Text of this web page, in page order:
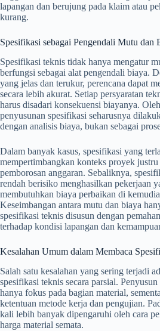
lapangan dan berujung pada klaim atau
kurang.
Spesifikasi sebagai Pengendali Mutu dan
Spesifikasi teknis tidak hanya mengatur
berfungsi sebagai alat pengendali biaya.
yang jelas dan terukur, perencana dapat
secara lebih akurat. Setiap persyaratan
harus disadari konsekuensi biayanya.
penyusunan spesifikasi seharusnya
dengan analisis biaya, bukan sebagai
Dalam banyak kasus, spesifikasi yang
mempertimbangkan konteks proyek justru
pemborosan anggaran. Sebaliknya,
rendah berisiko menghasilkan pekerjaan
membutuhkan biaya perbaikan di
Keseimbangan antara mutu dan biaya
spesifikasi teknis disusun dengan
terhadap kondisi lapangan dan
Kesalahan Umum dalam Membaca
Salah satu kesalahan yang sering terjadi
spesifikasi teknis secara parsial.
hanya fokus pada bagian material,
ketentuan metode kerja dan pengujian.
kali lebih banyak dipengaruhi oleh cara
harga material semata.